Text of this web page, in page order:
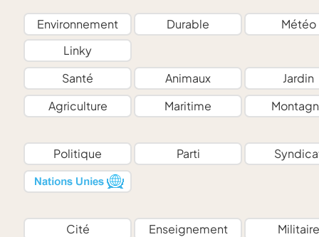
Environnement Durable
Météo
Linky
Santé
Animaux
Jardin
Agriculture
Maritime
Politique Parti
Cité Enseignement
Militaire